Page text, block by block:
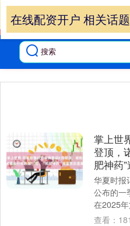
在线配资开户 相关话题
掌上世
登顶，
肥神药
华夏时报
公布的一
在2025
80亿美元
查看： 181